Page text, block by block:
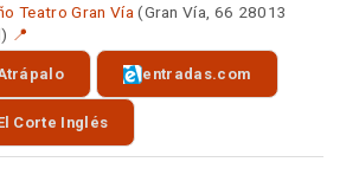
Teatro Gran Vía (Gran Vía, 66 28013
📍
entradas.com
Corte Inglés